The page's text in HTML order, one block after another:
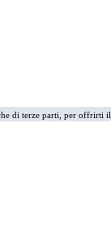
di terze parti, per